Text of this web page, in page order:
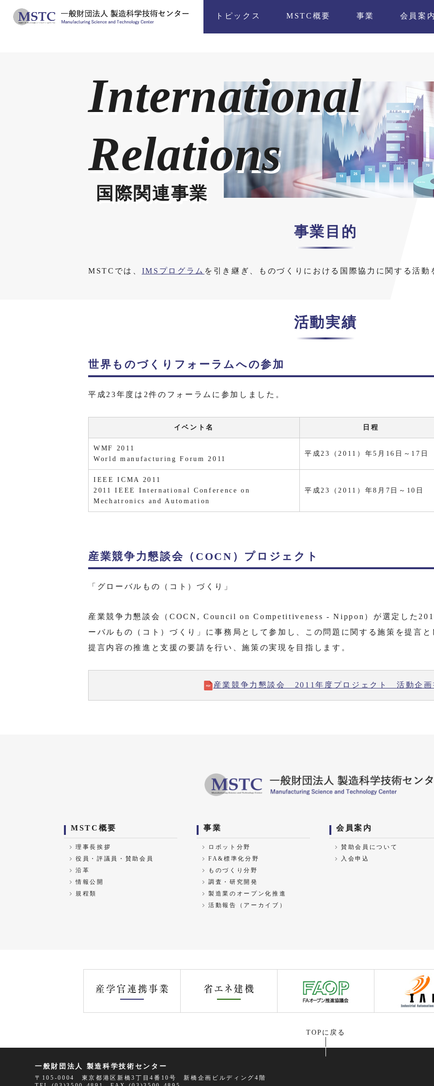
トピックス MSTC概要 事業 会員案
International
Relations
国際関連事業
事業目的
MSTCでは、 IMSプログラム を引き継ぎ、ものづくりにおける国際協力に関する活動
活動実績
世界ものづくりフォーラムへの参加
平成23年度は2件のフォーラムに参加しました。
イベント名 日程
WMF 2011
World manufacturing Forum 2011
平成23（2011）年5月16日～17日
IEEE ICMA 2011
2011 IEEE International Conference on
Mechatronics and Automation
平成23（2011）年8月7日～10日
産業競争力懇談会（COCN）プロジェクト
「グローバルもの（コト）づくり」
産業競争力懇談会（COCN, Council on Competitiveness - Nippon）が選定した
ーバルもの（コト）づくり」に事務局として参加し、この問題に関する施策を提言
提言内容の推進と支援の要請を行い、施策の実現を目指します。
産業競争力懇談会 2011年度プロジェクト 活動企画
MSTC概要
理事長挨拶
役員・評議員・賛助会員
沿革
情報公開
規程類
事業
ロボット分野
FA&標準化分野
ものづくり分野
調査・研究開発
製造業のオープン化推進
活動報告（アーカイブ）
会員案内
賛助会員について
入会申込
TOPに戻る
一般財団法人 製造科学技術センター
〒105-0004 東京都港区新橋3丁目4番10号 新橋企画ビルディング4階